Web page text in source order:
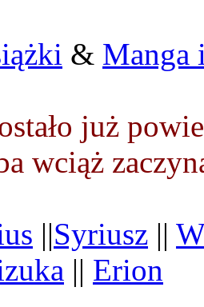
& Manga
już
wciąż
||Syriusz ||
|| Erion